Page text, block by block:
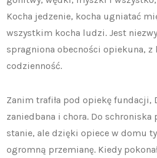
Kocha jedzenie, kocha ugniatać
wszystkim kocha ludzi. Jest
spragniona obecności opiekuna,
codzienność.
Zanim trafiła pod opiekę fundacji,
zaniedbana i chora. Do schroniska
stanie, ale dzięki opiece w domu
ogromną przemianę. Kiedy